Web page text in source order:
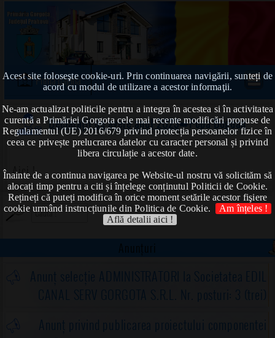
Acest site foloseşte cookie-uri. Prin continuarea navigării, sunteți de
acord cu modul de utilizare a acestor informaţii.
Ne-am actualizat politicile pentru a integra în acestea si în activitatea
curentă a Primăriei Gorgota cele mai recente modificări propuse de
Regulamentul (UE) 2016/679 privind protecția persoanelor fizice în
ceea ce privește prelucrarea datelor cu caracter personal și privind
libera circulație a acestor date.
Înainte de a continua navigarea pe Website-ul nostru vă solicităm să
alocați timp pentru a citi și înțelege conținutul Politicii de Cookie.
Rețineți că puteți modifica în orice moment setările acestor fişiere
cookie urmând instrucțiunile din Politica de Cookie.
Am înțeles !
Află detalii aici !
Prima pagină
Declarații de avere anul 2023➠Popa Bogdan
Aici !
Anunțuri
Anunț selecție ADMINISTRATORI la Societatea EDIL
CANAL SERV GORGOTA S.R.L. Nr. posturi: 3 (trei)
Anunț privind publicarea proiectului componentei